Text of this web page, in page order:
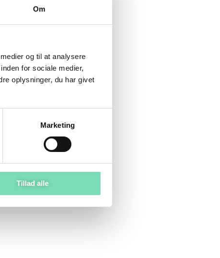
Om
og til at analysere
for sociale medier,
oplysninger, du har givet
Marketing
Tillad alle